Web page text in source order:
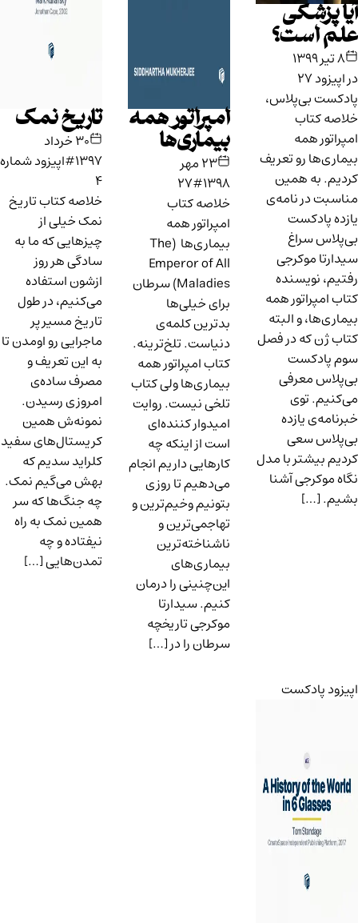
آیا پزشکی
علم است؟
۸ تیر ۱۳۹۹
در اپیزود ۲۷
پادکست بی‌پلاس،
خلاصه کتاب
امپراتور همه
بیماری‌ها رو تعریف
کردیم. به همین
مناسبت در نامه‌ی
یازده پادکست
بی‌پلاس سراغ
سیدارتا موکرجی
رفتیم، نویسنده‌
کتاب امپراتور همه
بیماری‌ها، و البته
کتاب ژن که در فصل
سوم پادکست
بی‌پلاس معرفی
می‌کنیم. توی
خبرنامه‌ی یازده
بی‌پلاس سعی
کردیم بیشتر با مدل
نگاه موکرجی آشنا
بشیم. […]
امپراتور همه‌
بیماری‌ها
۲۳ مهر
۱۳۹۸#۲۷
خلاصه کتاب
امپراتور همه‌
بیماری‌ها (The
Emperor of All
Maladies) سرطان
برای خیلی‌ها
بدترین کلمه‌ی
دنیاست. تلخ‌ترینه.
کتاب امپراتور همه
بیماری‌ها ولی کتاب
تلخی نیست. روایت
امیدوار کننده‌ای
است از اینکه چه
کارهایی داریم انجام
می‌دهیم تا روزی
بتونیم وخیم‌ترین و
تهاجمی‌ترین و
ناشناخته‌ترین
بیماری‌های
این‌چنینی را درمان
کنیم. سیدارتا
موکرجی تاریخچه
سرطان را در […]
تاریخ نمک
۳۰ خرداد
۱۳۹۷#اپیزود شماره
۴
خلاصه کتاب تاریخ
نمک خیلی از
چیزهایی که ما به
سادگی هر روز
ازشون استفاده
می‌کنیم، در طول
تاریخ مسیر پر
ماجرایی رو اومدن تا
به این تعریف و
مصرف ساده‌ی
امروزی رسیدن.
نمونه‌ش همین
کریستال‌های سفید
کلراید سدیم که
بهش می‌گیم نمک.
چه جنگ‌ها که سر
همین نمک به راه
نیفتاده و چه
تمدن‌هایی […]
اپیزود پادکست